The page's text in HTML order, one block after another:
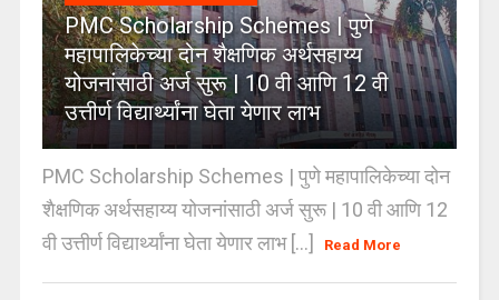
PMC Scholarship Schemes | पुणे
महापालिकेच्या दोन शैक्षणिक अर्थसहाय्य
योजनांसाठी अर्ज सुरू | 10 वी आणि 12 वी
उत्तीर्ण विद्यार्थ्यांना घेता येणार लाभ
PMC Scholarship Schemes | पुणे महापालिकेच्या दोन
शैक्षणिक अर्थसहाय्य योजनांसाठी अर्ज सुरू | 10 वी आणि 12
वी उत्तीर्ण विद्यार्थ्यांना घेता येणार लाभ [...]
Read More